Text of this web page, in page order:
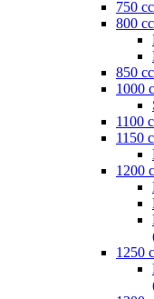
750
800
850
1000
1100
1150
1200
1250